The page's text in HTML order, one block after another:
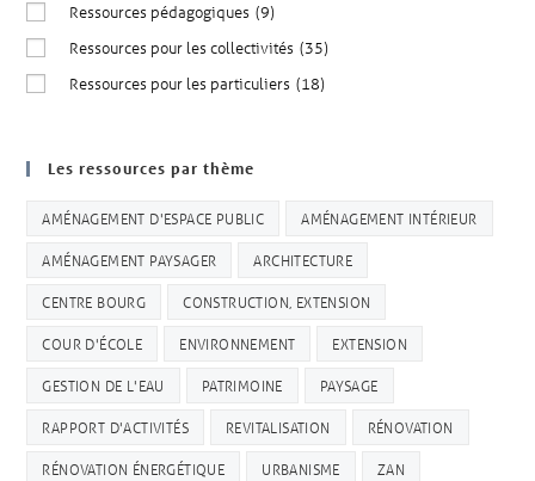
Ressources pédagogiques (9)
Ressources pour les collectivités (35)
Ressources pour les particuliers (18)
Les ressources par thème
AMÉNAGEMENT D'ESPACE PUBLIC AMÉNAGEMENT INTÉRIEUR
AMÉNAGEMENT PAYSAGER ARCHITECTURE
CENTRE BOURG CONSTRUCTION, EXTENSION
COUR D'ÉCOLE ENVIRONNEMENT EXTENSION
GESTION DE L'EAU PATRIMOINE PAYSAGE
RAPPORT D'ACTIVITÉS REVITALISATION RÉNOVATION
RÉNOVATION ÉNERGÉTIQUE URBANISME ZAN